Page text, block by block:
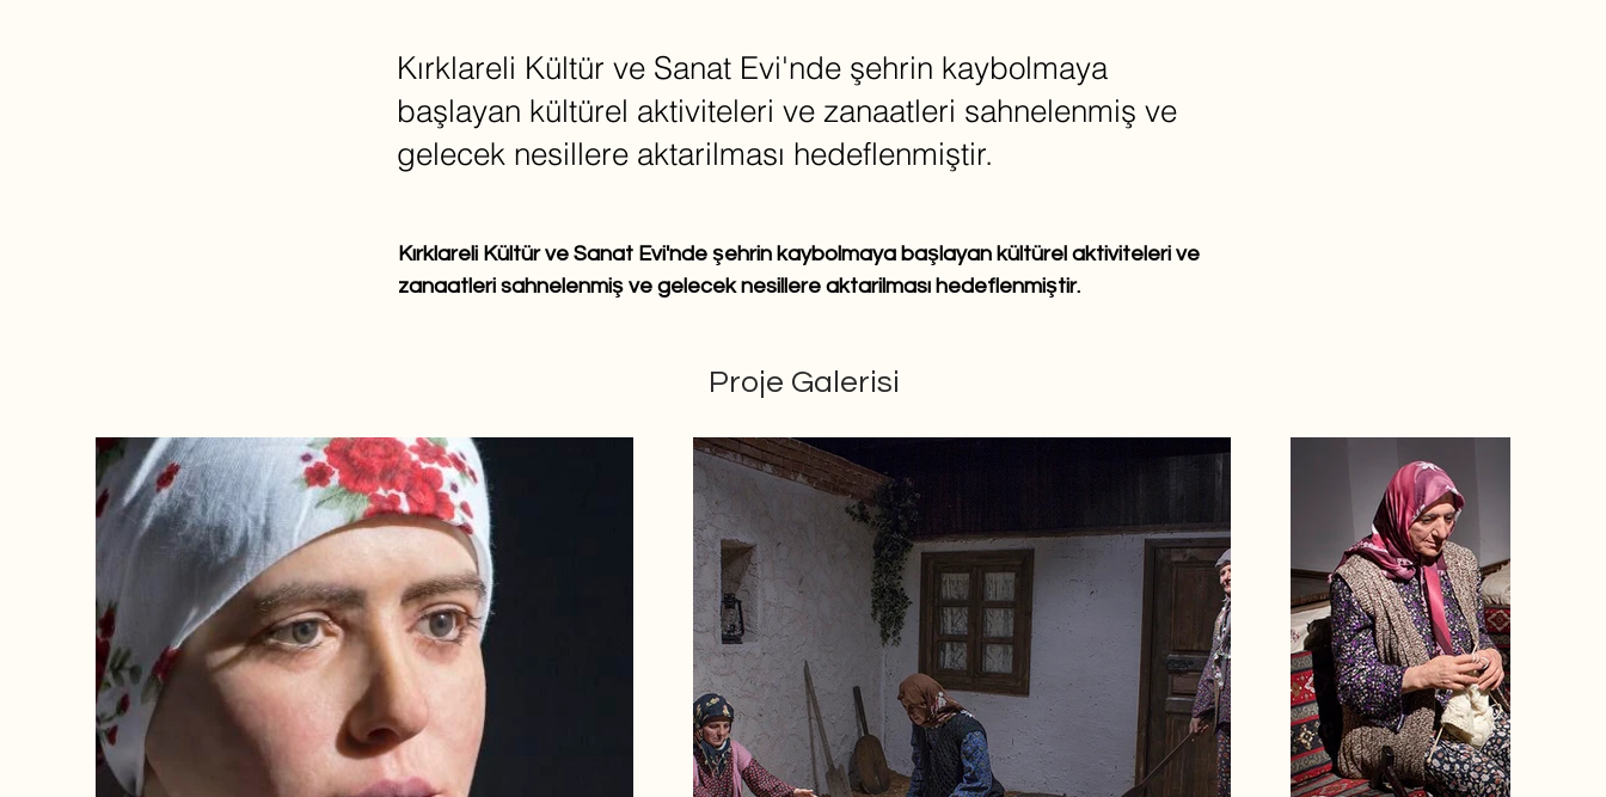
Kırklareli Kültür ve Sanat Evi'nde şehrin kaybolmaya
başlayan kültürel aktiviteleri ve zanaatleri sahnelenmiş ve
gelecek nesillere aktarilması hedeflenmiştir.
Kırklareli Kültür ve Sanat Evi'nde şehrin kaybolmaya başlayan kültürel aktiviteleri ve
zanaatleri sahnelenmiş ve gelecek nesillere aktarilması hedeflenmiştir.
Proje Galerisi